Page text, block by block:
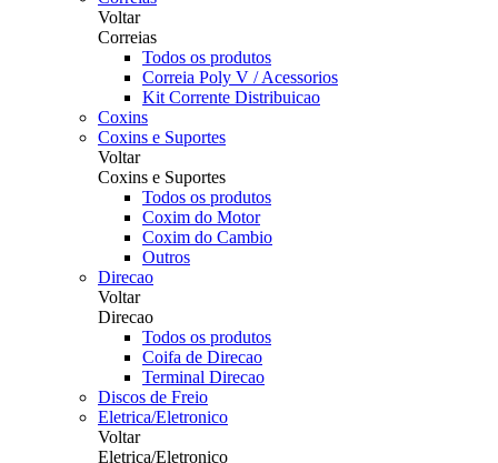
Voltar
Correias
Todos os produtos
Correia Poly V / Acessorios
Kit Corrente Distribuicao
Coxins
Coxins e Suportes
Voltar
Coxins e Suportes
Todos os produtos
Coxim do Motor
Coxim do Cambio
Outros
Direcao
Voltar
Direcao
Todos os produtos
Coifa de Direcao
Terminal Direcao
Discos de Freio
Eletrica/Eletronico
Voltar
Eletrica/Eletronico